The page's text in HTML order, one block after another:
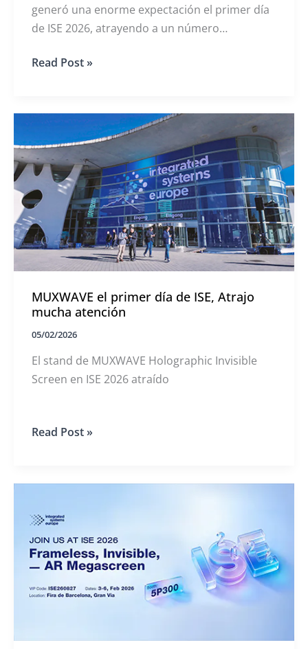
generó una enorme expectación el primer día
de ISE 2026, atrayendo a un número
stand. Las multitudes se agolpaban
La
MUXWAVE
cautiva
al
público
en
ISE
2026
Read Post »
MUXWAVE el primer día de ISE, Atrajo
mucha atención
05/02/2026
El stand de MUXWAVE Holographic Invisible
Screen en ISE 2026 atraído
MUXWAVE
de
mucha
atención
Read Post »